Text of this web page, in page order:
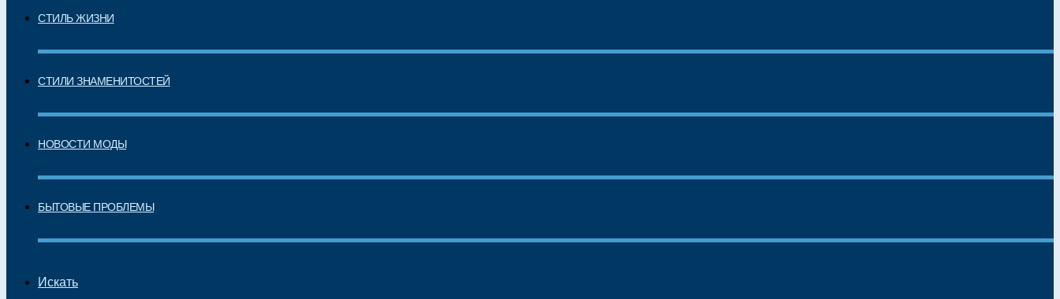
СТИЛЬ ЖИЗНИ
СТИЛИ ЗНАМЕНИТОСТЕЙ
НОВОСТИ МОДЫ
БЫТОВЫЕ ПРОБЛЕМЫ
Искать